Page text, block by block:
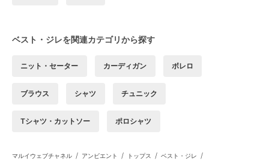
ベスト・ジレを関連カテゴリから探す
ニット・セーター カーディガン ボレロ
ブラウス シャツ チュニック
Tシャツ・カットソー ポロシャツ
マルイウェブチャネル / アンビエント / トップス / ベスト・ジレ /